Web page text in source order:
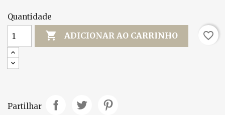
Quantidade
 ADICIONAR AO CARRINHO favorite_border
Partilhar